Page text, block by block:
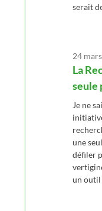
serait
24
La
seule
Je ne
une
défiler
un outil